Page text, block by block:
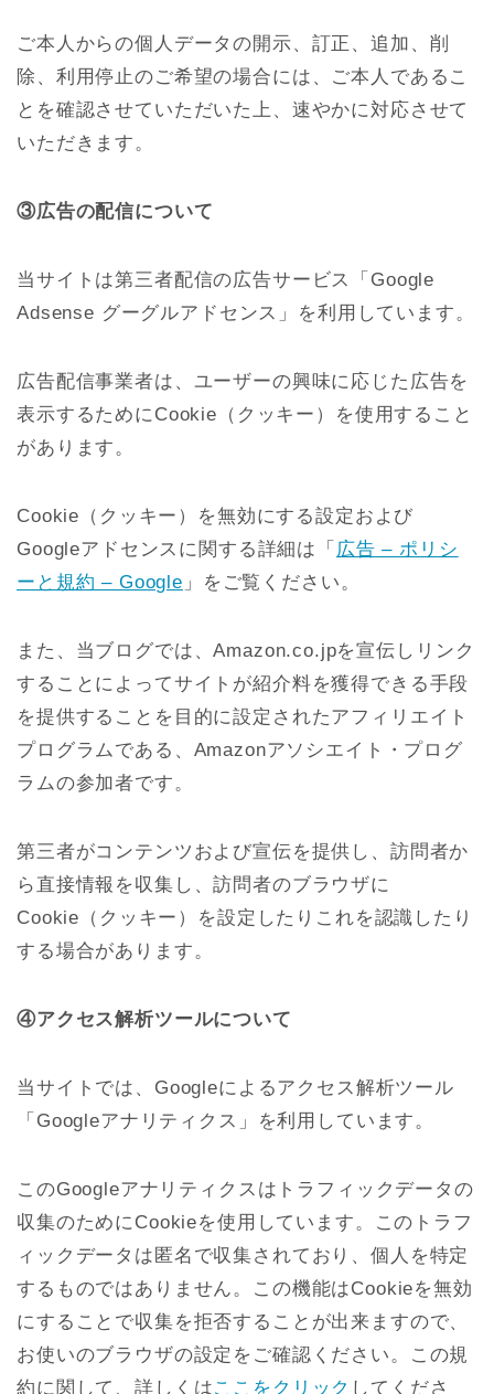
ご本人からの個人データの開示、訂正、追加、削
除、利用停止のご希望の場合には、ご本人であるこ
とを確認させていただいた上、速やかに対応させて
いただきます。
③広告の配信について
当サイトは第三者配信の広告サービス「Google
Adsense グーグルアドセンス」を利用しています。
広告配信事業者は、ユーザーの興味に応じた広告を
表示するためにCookie（クッキー）を使用すること
があります。
Cookie（クッキー）を無効にする設定および
Googleアドセンスに関する詳細は「 広告 – ポリシ
ーと規約 – Google 」をご覧ください。
また、当ブログでは、Amazon.co.jpを宣伝しリンク
することによってサイトが紹介料を獲得できる手段
を提供することを目的に設定されたアフィリエイト
プログラムである、Amazonアソシエイト・プログ
ラムの参加者です。
第三者がコンテンツおよび宣伝を提供し、訪問者か
ら直接情報を収集し、訪問者のブラウザに
Cookie（クッキー）を設定したりこれを認識したり
する場合があります。
④アクセス解析ツールについて
当サイトでは、Googleによるアクセス解析ツール
「Googleアナリティクス」を利用しています。
このGoogleアナリティクスはトラフィックデータの
収集のためにCookieを使用しています。このトラフ
ィックデータは匿名で収集されており、個人を特定
するものではありません。この機能はCookieを無効
にすることで収集を拒否することが出来ますので、
お使いのブラウザの設定をご確認ください。この規
約に関して、詳しくはここをクリック してくださ